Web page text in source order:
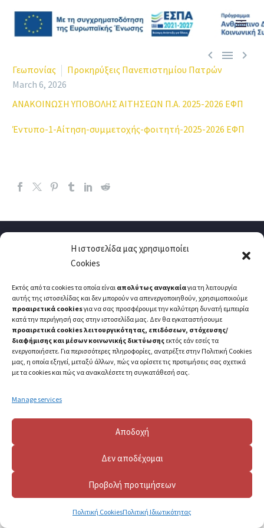
Η ιστοσελίδα μας χρησιμοποίει
Cookies
Εκτός από τα cookies τα οποία είναι απολύτως αναγκαίαγια τη λειτουργία
αυτής της ιστοσελίδας και δεν μπορούν να απενεργοποιηθούν, χρησιμοποιούμε
προαιρετικά cookiesγια να σας προσφέρουμε την καλύτερη δυνατή εμπειρία
κατά την περιήγησή σας στην ιστοσελίδα μας. Δεν θα εγκαταστήσουμε
προαιρετικά cookies λειτουργικότητας, επιδόσεων, στόχευσης/
διαφήμισης και μέσων κοινωνικής δικτύωσης εκτός εάν εσείς τα
ενεργοποιήσετε. Για περισσότερες πληροφορίες, ανατρέξτε στην Πολιτική Cookies
μας, η οποία εξηγεί, μεταξύ άλλων, πώς να ορίσετε τις προτιμήσεις σας σχετικά
με τα cookies και πώς να ανακαλέσετε τη συγκατάθεσή σας.
Manage services
Αποδοχή
Δεν αποδέχομαι
Προβολή προτιμήσεων
Πολιτική CookiesΠολιτική Ιδιωτικότητας
  
Γεωπονίας
Προκηρύξεις Πανεπιστημίου Πατρών
March 6, 2026
ΑΝΑΚΟΙΝΩΣΗ ΥΠΟΒΟΛΗΣ ΑΙΤΗΣΕΩΝ Π.Α. 2025-2026 ΕΦΠ
Έντυπο-1-Αίτηση-συμμετοχής-φοιτητή-2025-2026 ΕΦΠ